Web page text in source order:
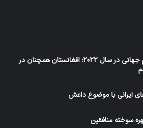
انتشار شاخص تروریسم جهانی در سال 2022: افغانستان همچنان در
ایرانی با موضوع داعش
سوخته منافقین